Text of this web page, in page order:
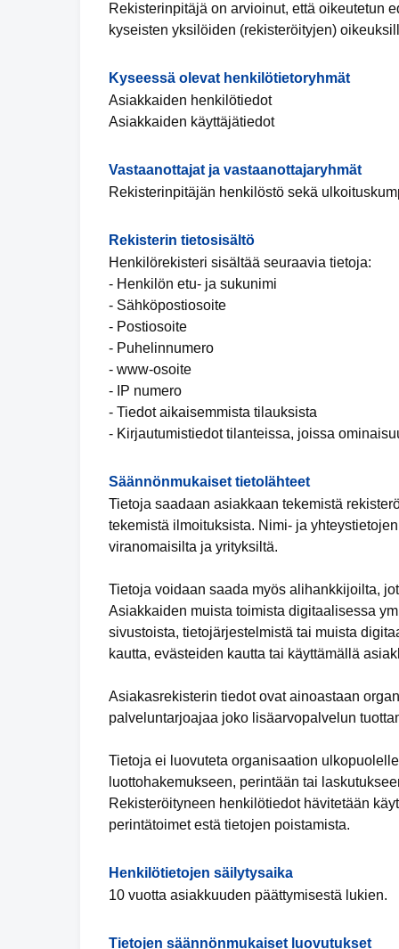
Rekisterinpitäjä on arvioinut, että oikeutetun
kyseisten yksilöiden (rekisteröityjen)
Kyseessä olevat henkilötietoryhmät
Asiakkaiden henkilötiedot
Asiakkaiden käyttäjätiedot
Vastaanottajat ja vastaanottajaryhmät
Rekisterinpitäjän henkilöstö sekä
Rekisterin tietosisältö
Henkilörekisteri sisältää seuraavia tietoja:
- Henkilön etu- ja sukunimi
- Sähköpostiosoite
- Postiosoite
- Puhelinnumero
- www-osoite
- IP numero
- Tiedot aikaisemmista tilauksista
- Kirjautumistiedot tilanteissa, joissa
Säännönmukaiset tietolähteet
Tietoja saadaan asiakkaan tekemistä
tekemistä ilmoituksista. Nimi- ja
viranomaisilta ja yrityksiltä.
Tietoja voidaan saada myös alihankkijoilta,
Asiakkaiden muista toimista digitaalisessa
sivustoista, tietojärjestelmistä tai muista
kautta, evästeiden kautta tai käyttämällä
Asiakasrekisterin tiedot ovat ainoastaan
palveluntarjoajaa joko lisäarvopalvelun
Tietoja ei luovuteta organisaation
luottohakemukseen, perintään tai
Rekisteröityneen henkilötiedot hävitetään
perintätoimet estä tietojen poistamista.
Henkilötietojen säilytysaika
10 vuotta asiakkuuden päättymisestä lukien.
Tietojen säännönmukaiset luovutukset